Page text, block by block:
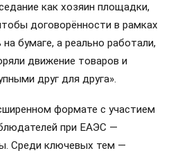
как хозяин площадки,
договорённости в рамках
бумаге, а реально работали,
движение товаров и
друг для друга».
формате с участием
при ЕАЭС —
Среди ключевых тем —